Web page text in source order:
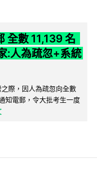
全數 11,139 名
:人為疏忽+系統
際，因人為疏忽向全數
知電郵，令大批考生一度